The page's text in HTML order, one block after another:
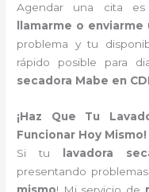
Agendar una cita
llamarme o enviarme
problema y tu
rápido posible para
secadora Mabe en
¡Haz Que Tu
Funcionar Hoy Mismo!
Si tu
lavadora
presentando